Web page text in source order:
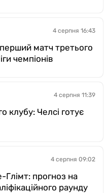
4 серпня 16:43
матч третього
чемпіонів
4 серпня 11:39
клубу: Челсі готує
4 серпня 09:02
прогноз на
раунду